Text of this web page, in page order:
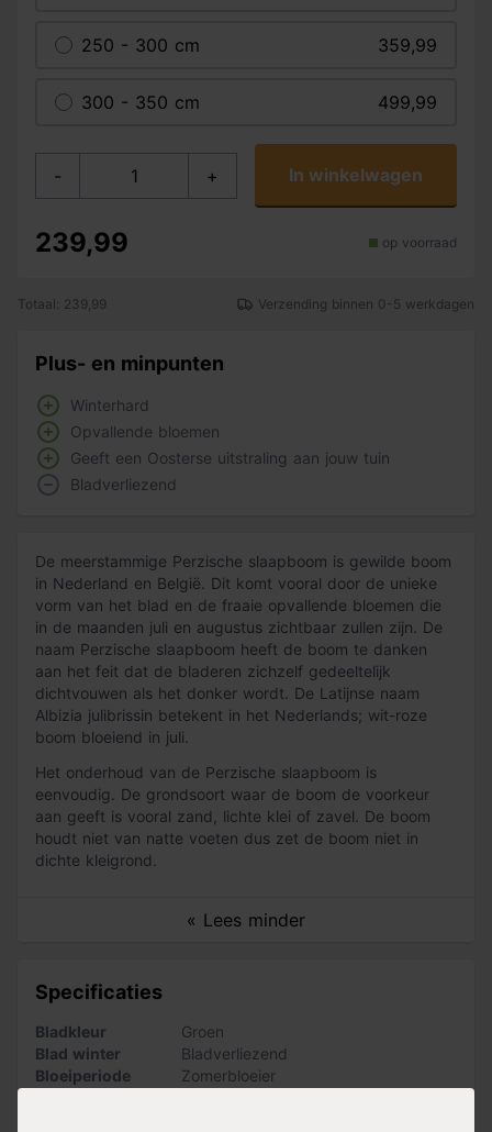
250 - 300 cm 359,99
300 - 350 cm 499,99
- + In winkelwagen
239,99 op voorraad
Totaal: 239,99 Verzending binnen 0-5 werkdagen
Plus- en minpunten
Winterhard
Opvallende bloemen
Geeft een Oosterse uitstraling aan jouw tuin
Bladverliezend
De meerstammige Perzische slaapboom is gewilde boom
in Nederland en België. Dit komt vooral door de unieke
vorm van het blad en de fraaie opvallende bloemen die
in de maanden juli en augustus zichtbaar zullen zijn. De
naam Perzische slaapboom heeft de boom te danken
aan het feit dat de bladeren zichzelf gedeeltelijk
dichtvouwen als het donker wordt. De Latijnse naam
Albizia julibrissin betekent in het Nederlands; wit-roze
boom bloeiend in juli.
« Lees minder
Het onderhoud van de Perzische slaapboom is
eenvoudig. De grondsoort waar de boom de voorkeur
aan geeft is vooral zand, lichte klei of zavel. De boom
houdt niet van natte voeten dus zet de boom niet in
dichte kleigrond.
Specificaties
Bladkleur
Groen
Blad winter
Bladverliezend
Bloeiperiode
Zomerbloeier